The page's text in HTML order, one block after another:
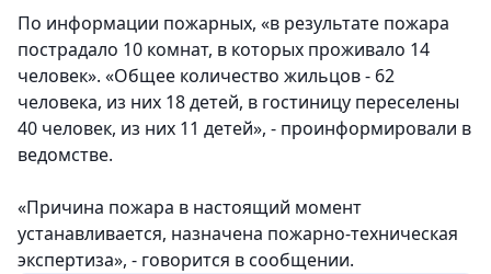
По информации пожарных, «в результате пожара
пострадало 10 комнат, в которых проживало 14
человек». «Общее количество жильцов - 62
человека, из них 18 детей, в гостиницу переселены
40 человек, из них 11 детей», - проинформировали в
ведомстве.
«Причина пожара в настоящий момент
устанавливается, назначена пожарно-техническая
экспертиза», - говорится в сообщении.